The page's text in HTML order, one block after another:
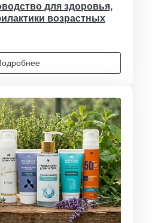
для здоровья,
возрастных